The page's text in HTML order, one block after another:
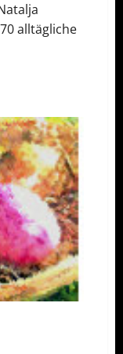
alltägliche